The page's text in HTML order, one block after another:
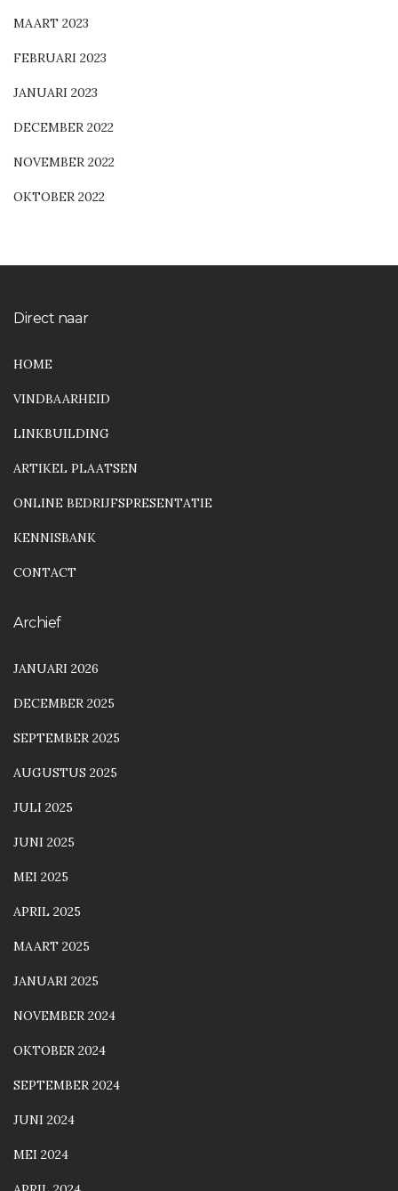
MAART 2023
FEBRUARI 2023
JANUARI 2023
DECEMBER 2022
NOVEMBER 2022
OKTOBER 2022
Direct naar
HOME
VINDBAARHEID
LINKBUILDING
ARTIKEL PLAATSEN
ONLINE BEDRIJFSPRESENTATIE
KENNISBANK
CONTACT
Archief
JANUARI 2026
DECEMBER 2025
SEPTEMBER 2025
AUGUSTUS 2025
JULI 2025
JUNI 2025
MEI 2025
APRIL 2025
MAART 2025
JANUARI 2025
NOVEMBER 2024
OKTOBER 2024
SEPTEMBER 2024
JUNI 2024
MEI 2024